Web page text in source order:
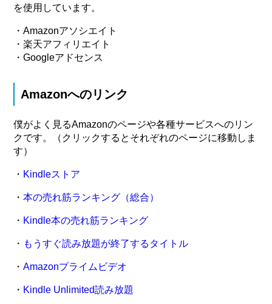
を使用しています。
・Amazonアソシエイト
・楽天アフィリエイト
・Googleアドセンス
Amazonへのリンク
僕がよく見るAmazonのページや各種サービスへのリン
クです。（クリックするとそれぞれのページに移動しま
す）
・ Kindleストア
・本の売れ筋ランキング（総合）
・ Kindle本の売れ筋ランキング
・ もうすぐ読み放題が終了するタイトル
・Amazonプライムビデオ
・ Kindle Unlimited読み放題